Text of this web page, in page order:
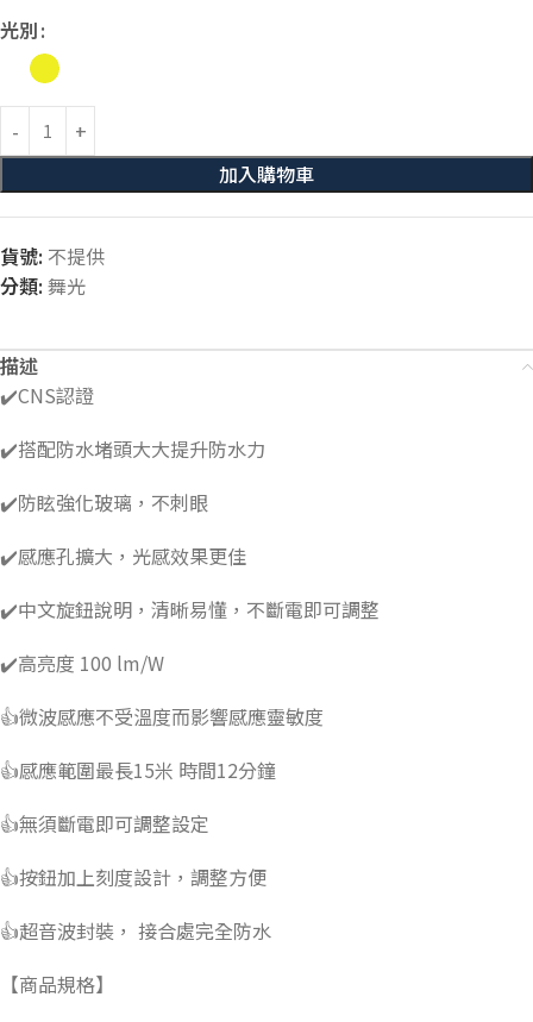
光別
加入購物車
貨號: 不提供
分類: 舞光
描述
✔️CNS認證
✔️搭配防水堵頭大大提升防水力
✔️防眩強化玻璃，不刺眼
✔️感應孔擴大，光感效果更佳
✔️中文旋鈕說明，清晰易懂，不斷電即可調整
✔️高亮度 100 lm/W
👍微波感應不受溫度而影響感應靈敏度
👍感應範圍最長15米 時間12分鐘
👍無須斷電即可調整設定
👍按鈕加上刻度設計，調整方便
👍超音波封裝， 接合處完全防水
【商品規格】